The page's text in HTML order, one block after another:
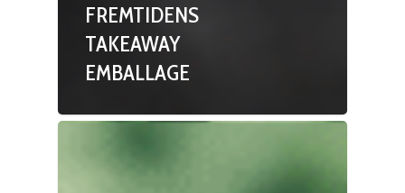
FREMTIDENS
TAKEAWAY
EMBALLAGE